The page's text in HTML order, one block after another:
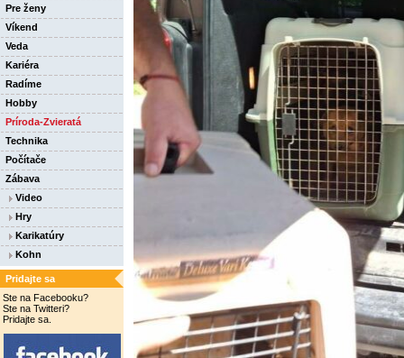
Pre ženy
Víkend
Veda
Kariéra
Radíme
Hobby
Príroda-Zvieratá
Technika
Počítače
Zábava
Video
Hry
Karikatúry
Kohn
Pridajte sa
Ste na Facebooku?
Ste na Twitteri?
Pridajte sa.